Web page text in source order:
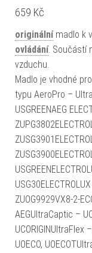
659 Kč
originálnímadlo k
ovládání. Součástí
vzduchu.
Madlo je vhodné
typu AeroPro –
USGREENAEG
ZUOG9929VX8-2-
AEGUltraCaptic –
UCORIGINUltraFlex
UOECO,